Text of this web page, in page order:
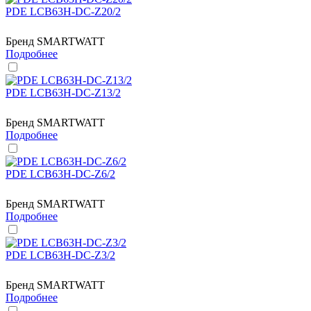
PDE LCB63H-DC-Z20/2
Бренд SMARTWATT
Подробнее
PDE LCB63H-DC-Z13/2
Бренд SMARTWATT
Подробнее
PDE LCB63H-DC-Z6/2
Бренд SMARTWATT
Подробнее
PDE LCB63H-DC-Z3/2
Бренд SMARTWATT
Подробнее